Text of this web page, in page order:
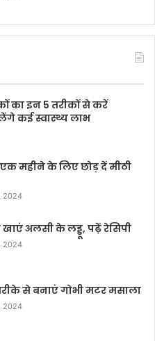
का इन 5 तरीकों से करें
कई स्वास्थ्य लाभ
एक महीने के लिए छोड़ दें मीठी
2024
खाएं अलसी के लड्डू, पढ़ें रेसिपी
2024
से बनाएं गोभी मटर मसाला
2024